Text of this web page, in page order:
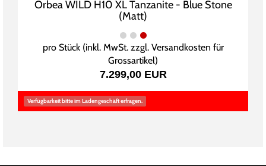
Orbea WILD H10 XL Tanzanite - Blue Stone
(Matt)
pro Stück (inkl. MwSt. zzgl. Versandkosten für
Grossartikel)
7.299,00 EUR
Verfügbarkeit bitte im Ladengeschäft erfragen.